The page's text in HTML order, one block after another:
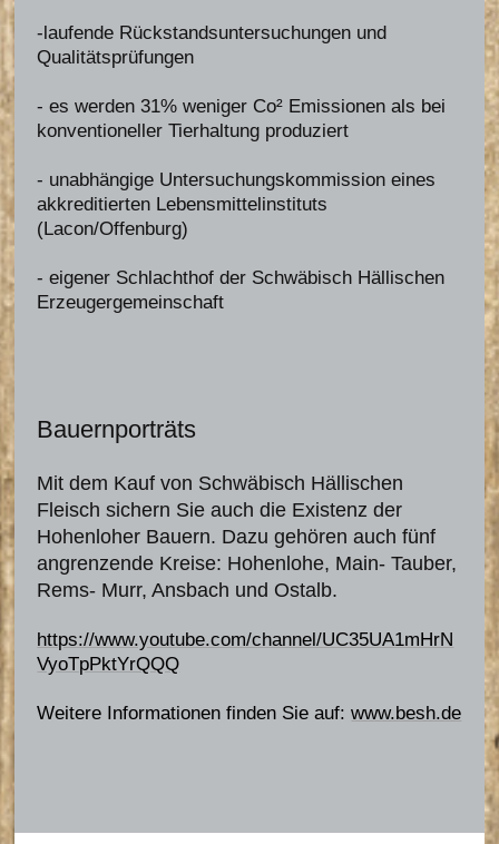
-laufende Rückstandsuntersuchungen und
Qualitätsprüfungen
- es werden 31% weniger Co² Emissionen als bei
konventioneller Tierhaltung produziert
- unabhängige Untersuchungskommission eines
akkreditierten Lebensmittelinstituts
(Lacon/Offenburg)
- eigener Schlachthof der Schwäbisch Hällischen
Erzeugergemeinschaft
Bauernporträts
Mit dem Kauf von Schwäbisch Hällischen
Fleisch sichern Sie auch die Existenz der
Hohenloher Bauern. Dazu gehören auch fünf
angrenzende Kreise: Hohenlohe, Main- Tauber,
Rems- Murr, Ansbach und Ostalb.
https://www.youtube.com/channel/UC35UA1mHrN
VyoTpPktYrQQQ
Weitere Informationen finden Sie auf: www.besh.de